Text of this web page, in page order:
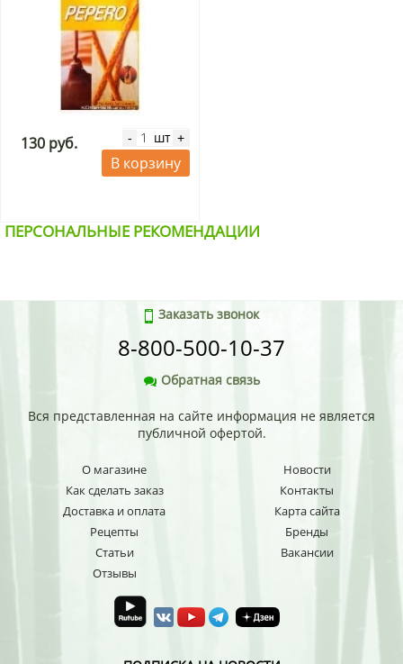
130 руб. - шт +
В корзину
ПЕРСОНАЛЬНЫЕ РЕКОМЕНДАЦИИ
Заказать звонок
8-800-500-10-37
Обратная связь
Вся представленная на сайте информация не является
публичной офертой.
О магазине
Как сделать заказ
Доставка и оплата
Рецепты
Статьи
Отзывы
Новости
Контакты
Карта сайта
Бренды
Вакансии